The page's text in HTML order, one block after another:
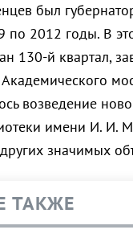
был
по 2012 годы. В
130-й квартал,
Академического
возведение
имени И. И.
значимых
ТАКЖЕ